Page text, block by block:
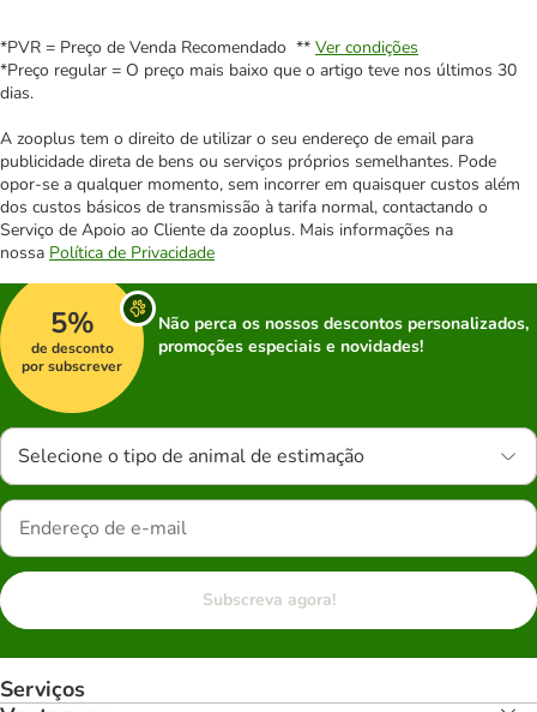
*PVR = Preço de Venda Recomendado ** Ver condições
*Preço regular = O preço mais baixo que o artigo teve nos últimos 30
dias.
A zooplus tem o direito de utilizar o seu endereço de email para
publicidade direta de bens ou serviços próprios semelhantes. Pode
opor-se a qualquer momento, sem incorrer em quaisquer custos além
dos custos básicos de transmissão à tarifa normal, contactando o
Serviço de Apoio ao Cliente da zooplus. Mais informações na
nossa Política de Privacidade
5%
de desconto
por subscrever
Não perca os nossos descontos personalizados,
promoções especiais e novidades!
Selecione o tipo de animal de estimação
Subscreva agora!
Serviços